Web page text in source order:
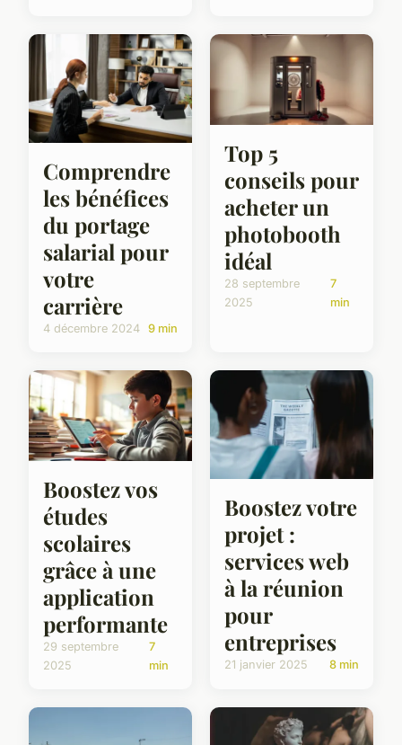
Comprendre
les bénéfices
du portage
salarial pour
votre
carrière
4 décembre 2024 9 min
Top 5
conseils pour
acheter un
photobooth
idéal
28 septembre
2025
7
min
Boostez vos
études
scolaires
grâce à une
application
performante
29 septembre
2025
7
min
Boostez votre
projet :
services web
à la réunion
pour
entreprises
21 janvier 2025 8 min